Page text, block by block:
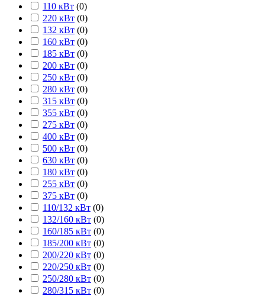
110 кВт (0)
220 кВт (0)
132 кВт (0)
160 кВт (0)
185 кВт (0)
200 кВт (0)
250 кВт (0)
280 кВт (0)
315 кВт (0)
355 кВт (0)
275 кВт (0)
400 кВт (0)
500 кВт (0)
630 кВт (0)
180 кВт (0)
255 кВт (0)
375 кВт (0)
110/132 кВт (0)
132/160 кВт (0)
160/185 кВт (0)
185/200 кВт (0)
200/220 кВт (0)
220/250 кВт (0)
250/280 кВт (0)
280/315 кВт (0)